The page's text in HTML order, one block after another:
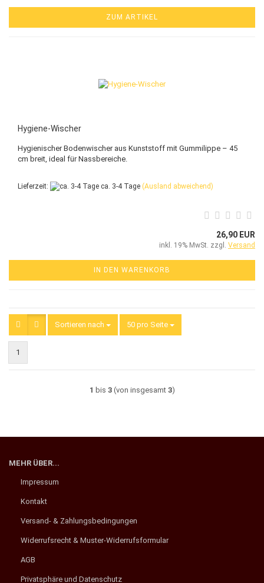
ZUM ARTIKEL
Hygiene-Wischer
Hygienischer Bodenwischer aus Kunststoff mit Gummilippe – 45
cm breit, ideal für Nassbereiche.
Lieferzeit: ca. 3-4 Tage (Ausland abweichend)
26,90 EUR
inkl. 19% MwSt. zzgl. Versand
IN DEN WARENKORB
Sortieren nach
Sortieren nach 50 pro Seite
pro Seite
1
1 bis 3(von insgesamt 3)
MEHR ÜBER...
Impressum
Kontakt
Versand- & Zahlungsbedingungen
Widerrufsrecht & Muster-Widerrufsformular
AGB
Privatsphäre und Datenschutz